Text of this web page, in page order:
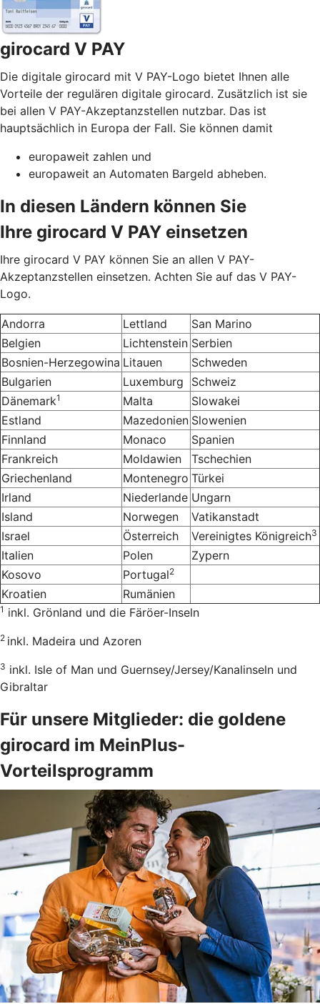
girocard V PAY
Die digitale girocard mit V PAY-Logo bietet Ihnen alle
Vorteile der regulären digitale girocard. Zusätzlich ist sie
bei allen V PAY-Akzeptanzstellen nutzbar. Das ist
hauptsächlich in Europa der Fall. Sie können damit
europaweit zahlen und
europaweit an Automaten Bargeld abheben.
In diesen Ländern können Sie
Ihre girocard V PAY einsetzen
Ihre girocard V PAY können Sie an allen V PAY-
Akzeptanzstellen einsetzen. Achten Sie auf das V PAY-
Logo.
Andorra Lettland
San Marino
Belgien
Lichtenstein Serbien
Bosnien-Herzegowina Litauen
Schweden
Bulgarien
Luxemburg
Schweiz
Dänemark1 Malta
Slowakei
Estland
Mazedonien Slowenien
Finnland
Monaco
Spanien
Frankreich
Moldawien
Tschechien
Griechenland
Montenegro Türkei
Irland
Niederlande Ungarn
Island
Norwegen
Vatikanstadt
Israel
Österreich Vereinigtes Königreich3
Italien Polen
Zypern
Kosovo
Portugal2
Kroatien Rumänien
1 inkl. Grönland und die Färöer-Inseln
2 inkl. Madeira und Azoren
3 inkl. Isle of Man und Guernsey/Jersey/Kanalinseln und
Gibraltar
Für unsere Mitglieder: die goldene
girocard im MeinPlus-
Vorteilsprogramm